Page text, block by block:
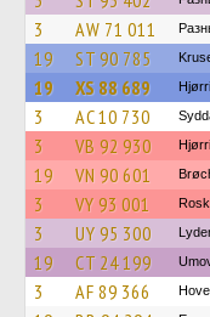
3 AW 71 011
19 ST 90 785
19 XS 88 689
3 AC 10 730
3 VB 92 930
19 VN 90 601
3 VY 93 001
3 UY 95 300
19 CT 24 199
3 AF 89 366